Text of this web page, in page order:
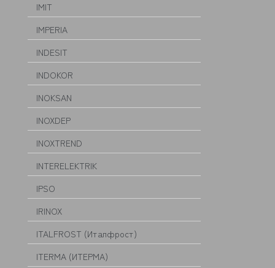
IMIT
IMPERIA
INDESIT
INDOKOR
INOKSAN
INOXDEP
INOXTREND
INTERELEKTRIK
IPSO
IRINOX
ITALFROST (Италфрост)
ITERMA (ИТЕРМА)